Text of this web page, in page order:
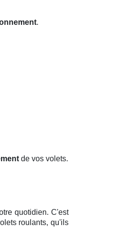
.
de vos volets.
quotidien. C'est
roulants, qu'ils